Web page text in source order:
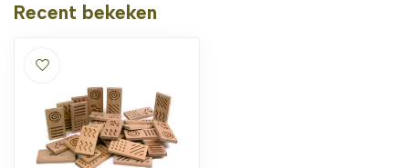
Recent bekeken